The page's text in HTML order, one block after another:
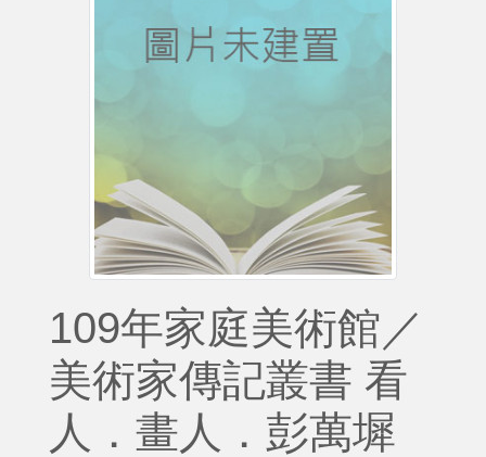
109年家庭美術館／
美術家傳記叢書 看
人．畫人．彭萬墀